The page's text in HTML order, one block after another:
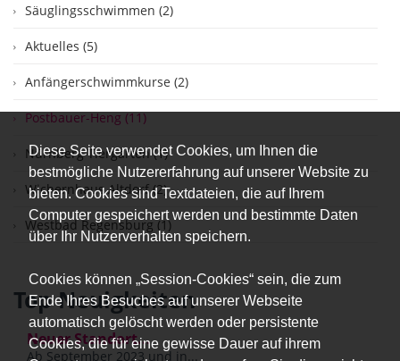
Diese Seite verwendet Cookies, um Ihnen die
bestmögliche Nutzererfahrung auf unserer Website zu
bieten. Cookies sind Textdateien, die auf Ihrem
Computer gespeichert werden und bestimmte Daten
über Ihr Nutzerverhalten speichern.
Cookies können „Session-Cookies“ sein, die zum
Ende Ihres Besuches auf unserer Webseite
automatisch gelöscht werden oder persistente
Cookies, die für eine gewisse Dauer auf ihrem
Säuglingsschwimmen (2)
Aktuelles (5)
Anfängerschwimmkurse (2)
Postbauer-Heng (11)
Nürnberg Tiergarten (1)
Wichernhaus Altdorf (2)
Westbad Regensburg (1)
Top Neuigkeiten
Neuer Standort...
Ab September 2023 und in...